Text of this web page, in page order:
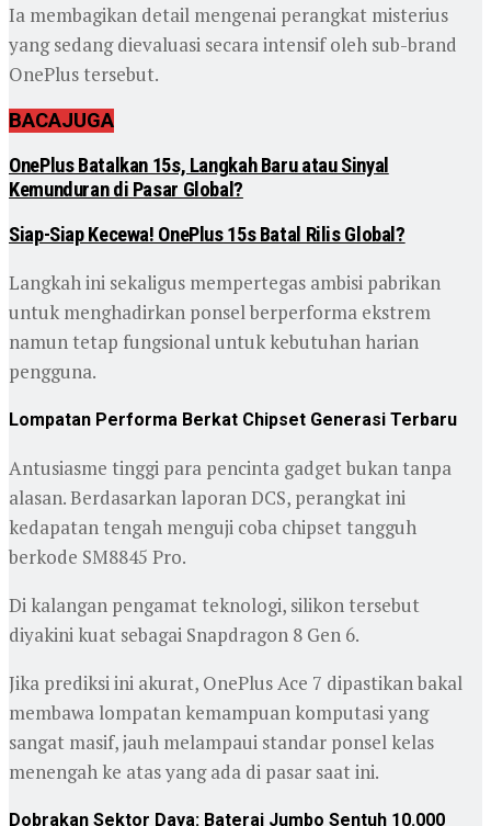
Ia membagikan detail mengenai perangkat misterius
yang sedang dievaluasi secara intensif oleh sub-brand
OnePlus tersebut.
BACAJUGA
OnePlus Batalkan 15s, Langkah Baru atau Sinyal
Kemunduran di Pasar Global?
Siap-Siap Kecewa! OnePlus 15s Batal Rilis Global?
Langkah ini sekaligus mempertegas ambisi pabrikan
untuk menghadirkan ponsel berperforma ekstrem
namun tetap fungsional untuk kebutuhan harian
pengguna.
Lompatan Performa Berkat Chipset Generasi Terbaru
Antusiasme tinggi para pencinta gadget bukan tanpa
alasan. Berdasarkan laporan DCS, perangkat ini
kedapatan tengah menguji coba chipset tangguh
berkode SM8845 Pro.
Di kalangan pengamat teknologi, silikon tersebut
diyakini kuat sebagai Snapdragon 8 Gen 6.
Jika prediksi ini akurat, OnePlus Ace 7 dipastikan bakal
membawa lompatan kemampuan komputasi yang
sangat masif, jauh melampaui standar ponsel kelas
menengah ke atas yang ada di pasar saat ini.
Dobrakan Sektor Daya: Baterai Jumbo Sentuh 10.000